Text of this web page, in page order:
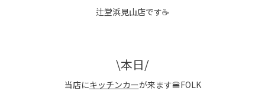
各種予約
辻堂浜見山店です☕
\本日/
当店にキッチンカーが来ます🍔FOLK